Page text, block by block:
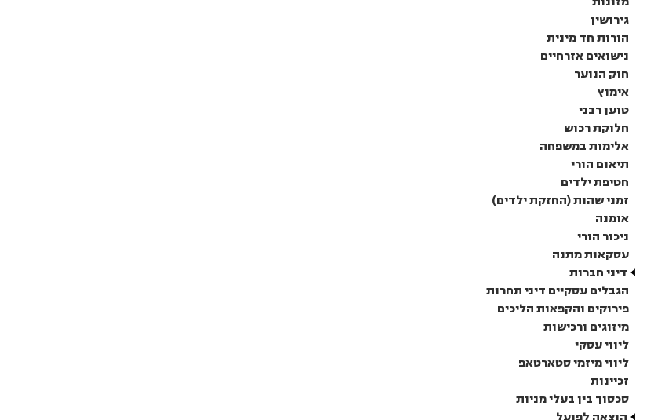
גירושין
הורות חד מינית
נישואים אזרחיים
חוק הנוער
אימוץ
טוען רבני
חלוקת רכוש
אלימות במשפחה
תיאום הורי
חטיפת ילדים
זמני שהות (החזקת ילדים)
אומנה
ניכור הורי
עסקאות מתנה
דיני חברות
הגבלים עסקיים דיני תחרות
פירוקים והקפאות הליכים
מיזוגים ורכישות
ליווי עסקי
ליווי מיזמי סטארטאפ
זכיינות
סכסוך בין בעלי מניות